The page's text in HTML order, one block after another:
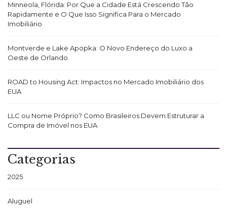
Minneola, Flórida: Por Que a Cidade Está Crescendo Tão
Rapidamente e O Que Isso Significa Para o Mercado
Imobiliário
Montverde e Lake Apopka: O Novo Endereço do Luxo a
Oeste de Orlando
ROAD to Housing Act: Impactos no Mercado Imobiliário dos
EUA
LLC ou Nome Próprio? Como Brasileiros Devem Estruturar a
Compra de Imóvel nos EUA
Categorias
2025
Aluguel